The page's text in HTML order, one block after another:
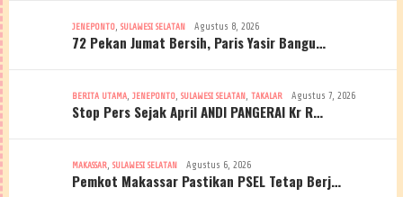
JENEPONTO, SULAWESI SELATAN Agustus 8, 2026
72 Pekan Jumat Bersih, Paris Yasir Bangu…
BERITA UTAMA, JENEPONTO, SULAWESI SELATAN, TAKALAR Agustus 7, 2026
Stop Pers Sejak April ANDI PANGERAI Kr R…
MAKASSAR, SULAWESI SELATAN Agustus 6, 2026
Pemkot Makassar Pastikan PSEL Tetap Berj…